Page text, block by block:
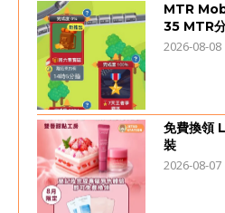
MTR
35 MTR
2026-08-08
免費換領
裝
2026-08-07